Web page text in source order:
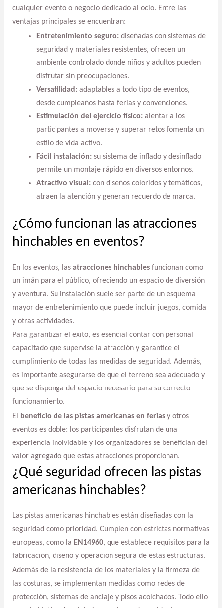
cualquier evento o negocio dedicado al ocio. Entre las
ventajas principales se encuentran:
Entretenimiento seguro:diseñadas con sistemas de
seguridad y materiales resistentes, ofrecen un
ambiente controlado donde niños y adultos pueden
disfrutar sin preocupaciones.
Versatilidad:adaptables a todo tipo de eventos,
desde cumpleaños hasta ferias y convenciones.
Estimulación del ejercicio físico:alentar a los
participantes a moverse y superar retos fomenta un
estilo de vida activo.
Fácil instalación:su sistema de inflado y desinflado
permite un montaje rápido en diversos entornos.
Atractivo visual:con diseños coloridos y temáticos,
atraen la atención y generan recuerdo de marca.
¿Cómo funcionan las atracciones
hinchables en eventos?
En los eventos, las atracciones hinchablesfuncionan como
un imán para el público, ofreciendo un espacio de diversión
y aventura. Su instalación suele ser parte de un esquema
mayor de entretenimiento que puede incluir juegos, comida
y otras actividades.
Para garantizar el éxito, es esencial contar con personal
capacitado que supervise la atracción y garantice el
cumplimiento de todas las medidas de seguridad. Además,
es importante asegurarse de que el terreno sea adecuado y
que se disponga del espacio necesario para su correcto
funcionamiento.
El
beneficio de las pistas americanas en feriasy otros
eventos es doble: los participantes disfrutan de una
experiencia inolvidable y los organizadores se benefician del
valor agregado que estas atracciones proporcionan.
¿Qué seguridad ofrecen las pistas
americanas hinchables?
Las pistas americanas hinchables están diseñadas con la
seguridad como prioridad. Cumplen con estrictas normativas
europeas, como la EN14960, que establece requisitos para la
fabricación, diseño y operación segura de estas estructuras.
Además de la resistencia de los materiales y la firmeza de
las costuras, se implementan medidas como redes de
protección, sistemas de anclaje y pisos acolchados. Todo ello